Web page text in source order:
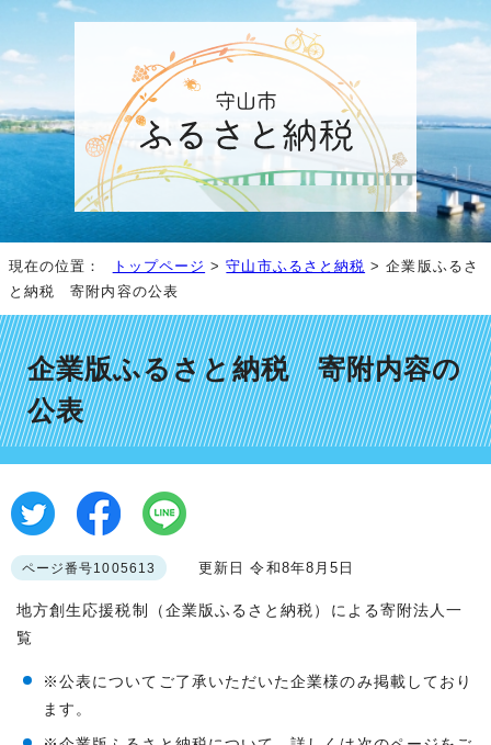
現在の位置： トップページ >守山市ふるさと納税 > 企業版ふるさ
と納税 寄附内容の公表
企業版ふるさと納税 寄附内容の
公表
ページ番号1005613 更新日 令和8年8月5日
地方創生応援税制（企業版ふるさと納税）による寄附法人一
覧
※公表についてご了承いただいた企業様のみ掲載しており
ます。